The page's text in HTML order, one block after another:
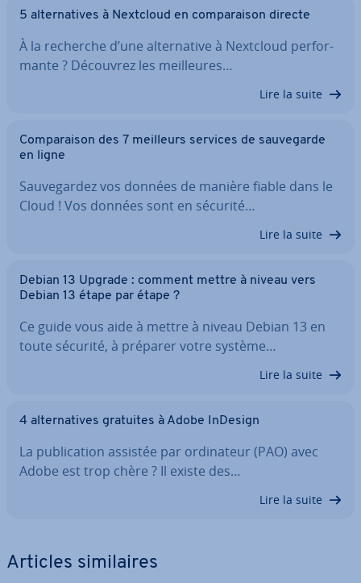
5 al­ter­na­tives à Nextcloud en com­pa­rai­son directe
À la recherche d’une al­ter­na­tive à Nextcloud per­for­
mante ? Découvrez les meil­leures…
Lire la suite
Com­pa­rai­son des 7 meilleurs services de sau­ve­garde
en ligne
Sau­ve­gar­dez vos données de manière fiable dans le
Cloud ! Vos données sont en sécurité…
Lire la suite
Debian 13 Upgrade : comment mettre à niveau vers
Debian 13 étape par étape ?
Ce guide vous aide à mettre à niveau Debian 13 en
toute sécurité, à préparer votre système…
Lire la suite
4 al­ter­na­tives gratuites à Adobe InDesign
La pu­bli­ca­tion assistée par or­di­na­teur (PAO) avec
Adobe est trop chère ? Il existe des…
Lire la suite
Articles si­mi­laires